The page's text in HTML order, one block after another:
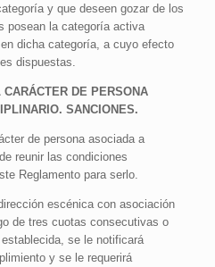
y que deseen gozar de los
posean la categoría activa
dicha categoría, a cuyo efecto
dispuestas.
DE PERSONA
SANCIONES.
de persona asociada a
reunir las condiciones
Reglamento para serlo.
escénica con asociación
de tres cuotas consecutivas o
se le notificará
y se le requerirá